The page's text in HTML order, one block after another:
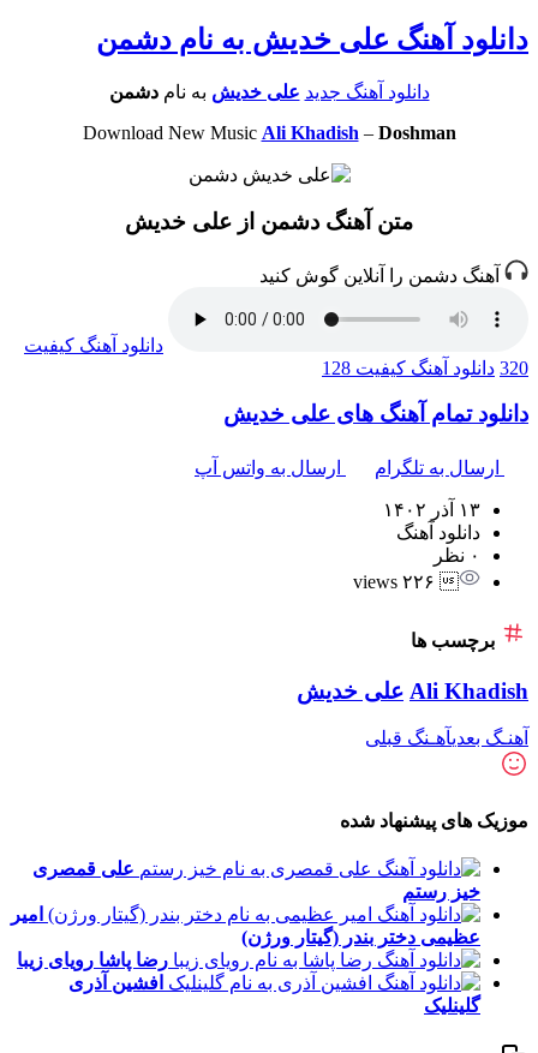
دانلود آهنگ علی خدیش به نام دشمن
دانلود آهنگ جدید علی خدیش به نامدشمن
Download New Music Ali Khadish – Doshman
متن آهنگ دشمن از علی خدیش
آهنگ دشمن را آنلاین گوش کنید
دانلود آهنگ کیفیت
320 دانلود آهنگ کیفیت 128
دانلود تمام آهنگ های علی خدیش
ارسال به تلگرام ارسال به واتس آپ
۱۳ آذر ۱۴۰۲
دانلود آهنگ
۰ نظر
۲۲۶ views
برچسب ها
Ali Khadish علی خدیش
آهنـگ بعدیآهـنگ قبلی
موزیک های پیشنهاد شده
علی قمصری
خیز رستم
امیر
عظیمی دختر بندر (گیتار ورژن)
رضا پاشا رویای زیبا
افشین آذری
گلینلیک